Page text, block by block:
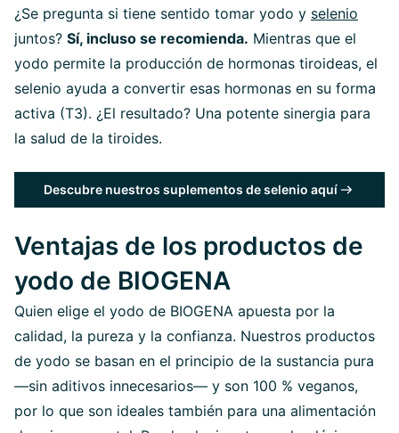
¿Se pregunta si tiene sentido tomar yodo y selenio
juntos? Sí, incluso se recomienda. Mientras que el
yodo permite la producción de hormonas tiroideas, el
selenio ayuda a convertir esas hormonas en su forma
activa (T3). ¿El resultado? Una potente sinergia para
la salud de la tiroides.
Descubre nuestros suplementos de selenio aquí
Ventajas de los productos de
yodo de BIOGENA
Quien elige el yodo de BIOGENA apuesta por la
calidad, la pureza y la confianza. Nuestros productos
de yodo se basan en el principio de la sustancia pura
—sin aditivos innecesarios— y son 100 % veganos,
por lo que son ideales también para una alimentación